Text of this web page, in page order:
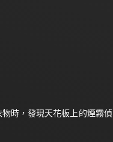
時，發現天花板上的煙霧偵